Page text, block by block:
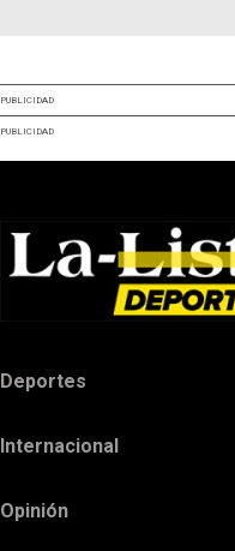
PUBLICIDAD
PUBLICIDAD
Deportes
Internacional
Opinión